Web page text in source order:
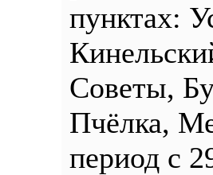
пунктах:
Советы,
Пчёлка,
период с